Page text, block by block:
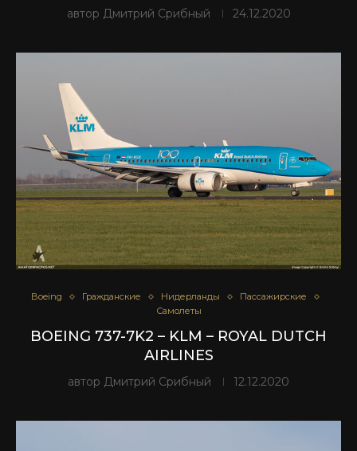
автор Дмитрий Срибный 24.12.2020
Boeing Гражданские Нидерланды
Пассажирские
Самолеты
BOEING 737-7K2 – KLM – ROYAL DUTCH
AIRLINES
автор Дмитрий Срибный 12.12.2020